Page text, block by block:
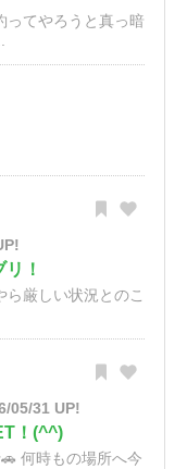
ってやろうと真っ暗
！
厳しい状況とのこ
05/31 UP!
！(^^)
何時もの場所へ今